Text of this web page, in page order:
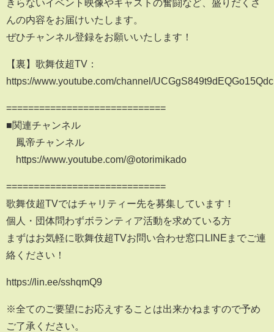
きらないイベント映像やキャストの奮闘など、盛りだくさ
んの内容をお届けいたします。
ぜひチャンネル登録をお願いいたします！
【裏】歌舞伎超TV：
https://www.youtube.com/channel/
=============================
■関連チャンネル
鳳帝チャンネル
https://www.youtube.com/@otorimikado
=============================
歌舞伎超TVではチャリティー先を募集しています！
個人・団体問わずボランティア活動を求めている方
まずはお気軽に歌舞伎超TVお問い合わせ窓口LINEまでご連
絡ください！
https://lin.ee/sshqmQ9
※全てのご要望にお応えすることは出来かねますので予め
ご了承ください。